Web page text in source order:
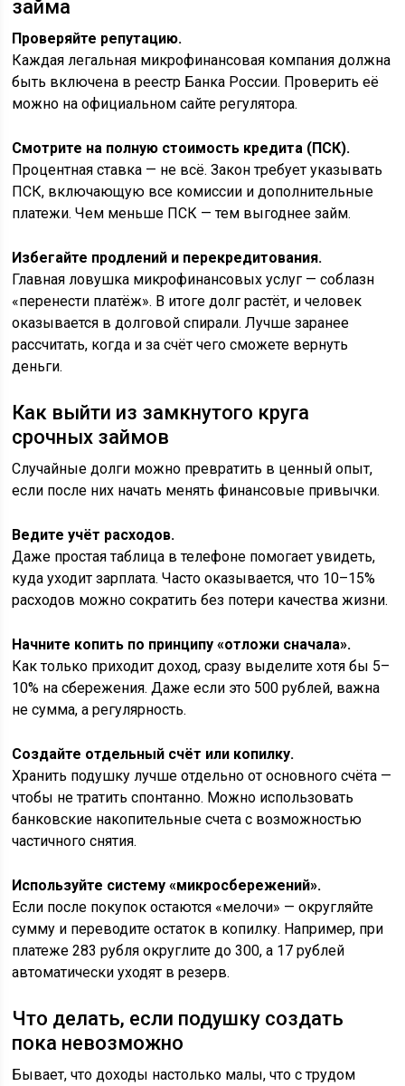
займа
Проверяйте репутацию.
Каждая легальная микрофинансовая компания должна
быть включена в реестр Банка России. Проверить её
можно на официальном сайте регулятора.
Смотрите на полную стоимость кредита (ПСК).
Процентная ставка — не всё. Закон требует указывать
ПСК, включающую все комиссии и дополнительные
платежи. Чем меньше ПСК — тем выгоднее займ.
Избегайте продлений и перекредитования.
Главная ловушка микрофинансовых услуг — соблазн
«перенести платёж». В итоге долг растёт, и человек
оказывается в долговой спирали. Лучше заранее
рассчитать, когда и за счёт чего сможете вернуть
деньги.
Как выйти из замкнутого круга
срочных займов
Случайные долги можно превратить в ценный опыт,
если после них начать менять финансовые привычки.
Ведите учёт расходов.
Даже простая таблица в телефоне помогает увидеть,
куда уходит зарплата. Часто оказывается, что 10–15%
расходов можно сократить без потери качества жизни.
Начните копить по принципу «отложи сначала».
Как только приходит доход, сразу выделите хотя бы 5–
10% на сбережения. Даже если это 500 рублей, важна
не сумма, а регулярность.
Создайте отдельный счёт или копилку.
Хранить подушку лучше отдельно от основного счёта —
чтобы не тратить спонтанно. Можно использовать
банковские накопительные счета с возможностью
частичного снятия.
Используйте систему «микросбережений».
Если после покупок остаются «мелочи» — округляйте
сумму и переводите остаток в копилку. Например, при
платеже 283 рубля округлите до 300, а 17 рублей
автоматически уходят в резерв.
Что делать, если подушку создать
пока невозможно
Бывает, что доходы настолько малы, что с трудом